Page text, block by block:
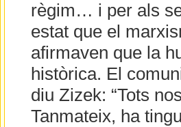
règim… i per als
estat que el
afirmaven que la
històrica. El
diu Zizek: “Tots
Tanmateix, ha